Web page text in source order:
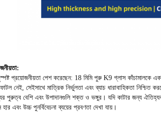
প্রয়োজনীয়তা পেশ করেছেন: 18 মিমি পুরু K9 গ্লাস কাঁচামালকে
ফাটল নেই, সেইসাথে মাত্রিক নির্ভুলতা এবং ব্যাচ ধারাবাহিকতা
পুরুত্ব বেশি এবং উপাদানগুলি শক্ত ও ভঙ্গুর। যদি কাটার জন্য
এবং উচ্চ পুনর্বিবেচনা ব্যয়ের প্রবণতা দেখা যায়।